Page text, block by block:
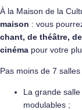
À la Maison de la
maison : vous
chant, de théâtre,
cinéma pour votre
Pas moins de 7
La grande
modulables ;